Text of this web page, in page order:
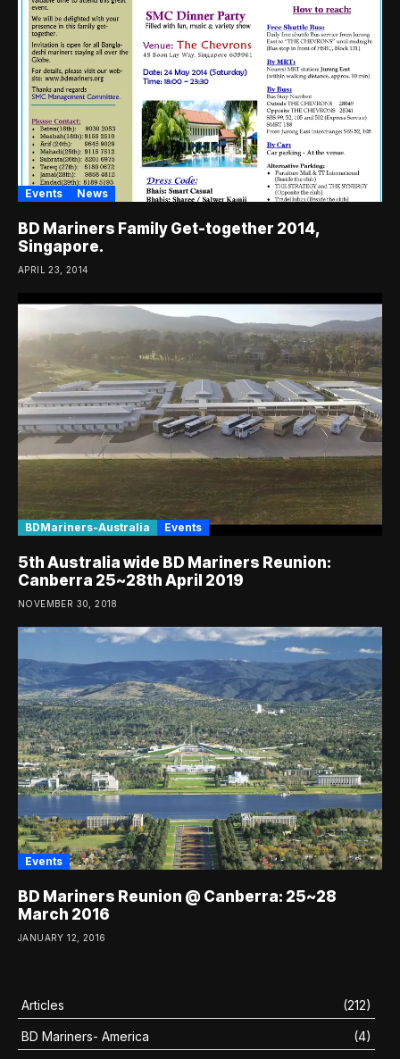
Events News
BD Mariners Family Get-together 2014,
Singapore.
APRIL 23, 2014
BDMariners-Australia Events
5th Australia wide BD Mariners Reunion:
Canberra 25~28th April 2019
NOVEMBER 30, 2018
Events
BD Mariners Reunion @ Canberra: 25~28
March 2016
JANUARY 12, 2016
Articles (212)
BD Mariners- America (4)